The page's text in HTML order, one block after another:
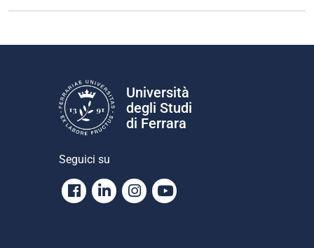
Università
degli Studi
di Ferrara
Seguici su
Facebook
LinkedinInstagram
Youtube